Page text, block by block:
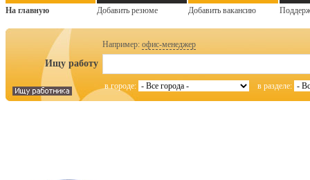
На главную Добавить резюме Добавить вакансию
Например: офис-менеджер
Ищу работу
в городе: в разделе: